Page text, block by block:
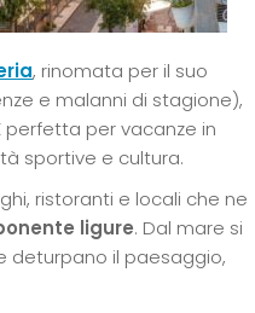
, rinomata per il suo
e malanni di stagione),
perfetta per vacanze in
sportive e cultura.
ristoranti e locali che ne
ligure. Dal mare si
deturpano il paesaggio,